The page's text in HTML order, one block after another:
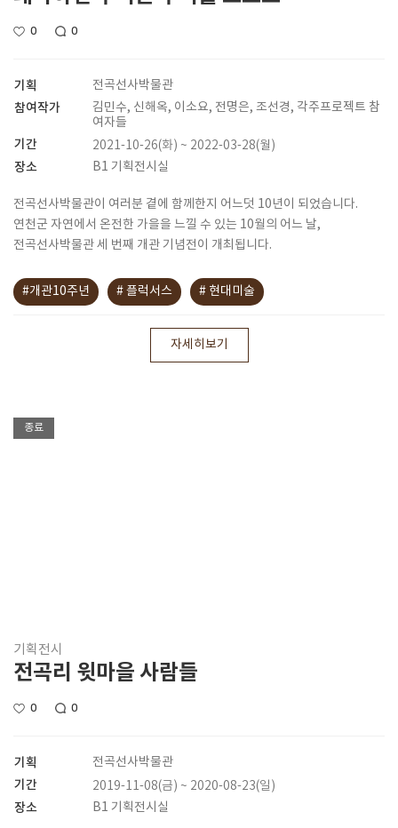
0 0
기획 전곡선사박물관
참여작가
김민수, 신해옥, 이소요, 전명은, 조선경, 각주프로젝트 참
여자들
기간 2021-10-26(화) ~ 2022-03-28(월)
장소 B1 기획전시실
전곡선사박물관이 여러분 곁에 함께한지 어느덧 10년이 되었습니다.
연천군 자연에서 온전한 가을을 느낄 수 있는 10월의 어느 날,
전곡선사박물관 세 번째 개관 기념전이 개최됩니다.
#개관10주년 # 플럭서스 # 현대미술
자세히보기
종료
기획전시
전곡리 윗마을 사람들
0 0
기획 전곡선사박물관
기간 2019-11-08(금) ~ 2020-08-23(일)
장소 B1 기획전시실